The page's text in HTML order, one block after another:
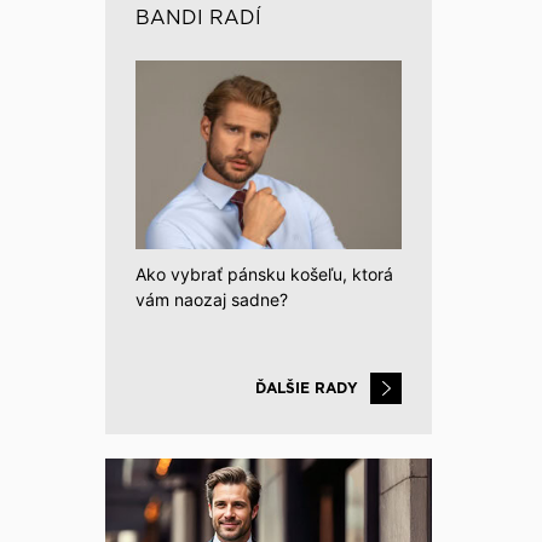
BANDI RADÍ
Ako vybrať pánsku košeľu, ktorá
vám naozaj sadne?
ĎALŠIE RADY